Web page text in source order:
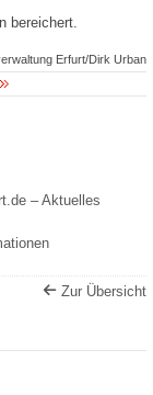
bereichert.
Erfurt/Dirk Urban
– Aktuelles
Zur Übersicht